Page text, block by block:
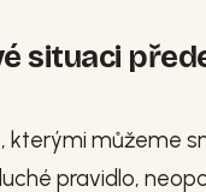
situaci
kterými můžeme
pravidlo,